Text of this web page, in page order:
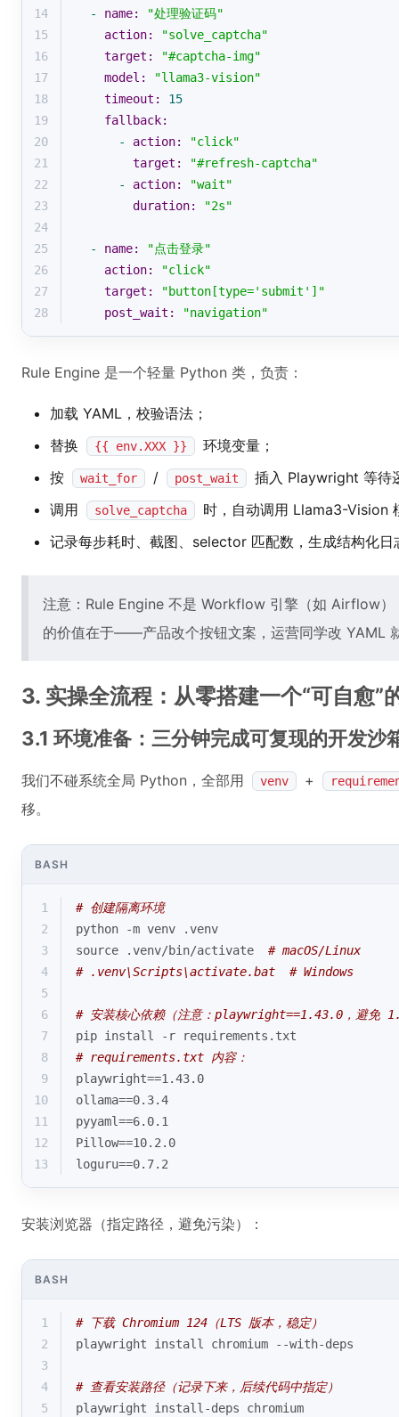
14
- name:
"处理验证码"
15
action:
"solve_captcha"
16
target:
"#captcha-img"
17
model:
"llama3-vision"
18
timeout:
15
19
fallback:
20
- action:
"click"
21
target:
"#refresh-captcha"
22
- action:
"wait"
23
duration:
"2s"
24
25
- name:
"点击登录"
26
action:
"click"
27
target:
"button[type='submit']"
28
post_wait: "navigation"
Rule Engine 是一个轻量 Python 类，负责：
加载 YAML，校验语法；
替换
{{ env.XXX }}
环境变量；
按
wait_for / post_wait
插入 Playwright 等待
调用
solve_captcha
时，自动调用 Llama3-Vision
记录每步耗时、截图、selector 匹配数，生成结构化日
注意：Rule Engine 不是 Workflow 引擎（如 Airflow）
的价值在于——产品改个按钮文案，运营同学改 YAML
3. 实操全流程：从零搭建一个“可自愈”
3.1 环境准备：三分钟完成可复现的开发沙
我们不碰系统全局 Python，全部用 venv +
移。
BASH
1
# 创建隔离环境
2
python -m venv .venv
3
source .venv/bin/activate # macOS/Linux
4
# .venv\Scripts\activate.bat  # Windows
5
6
# 安装核心依赖（注意：playwright==1.43.0，避免
7
pip install -r requirements.txt
8
# requirements.txt 内容：
9
playwright==1.43.0
10
ollama==0.3.4
11
pyyaml==6.0.1
12
Pillow==10.2.0
13
loguru==0.7.2
安装浏览器（指定路径，避免污染）：
BASH
1
# 下载 Chromium 124（LTS 版本，稳定）
2
playwright install chromium --with-deps
3
4
# 查看安装路径（记录下来，后续代码中指定）
5
playwright install-deps chromium